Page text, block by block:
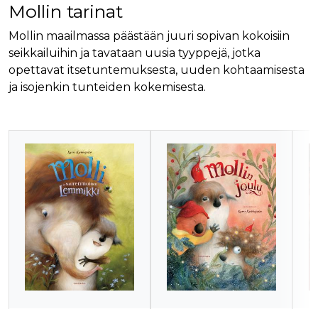
Mollin tarinat
Mollin maailmassa päästään juuri sopivan kokoisiin
seikkailuihin ja tavataan uusia tyyppejä, jotka
opettavat itsetuntemuksesta, uuden kohtaamisesta
ja isojenkin tunteiden kokemisesta.
Tuoteluettelon alku